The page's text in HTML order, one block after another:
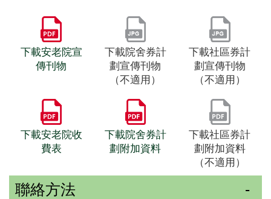
下載安老院宣
傳刊物
下載院舍券計
劃宣傳刊物
（不適用）
下載社區券計
劃宣傳刊物
（不適用）
下載安老院收
費表
下載院舍券計
劃附加資料
下載社區券計
劃附加資料
（不適用）
聯絡方法